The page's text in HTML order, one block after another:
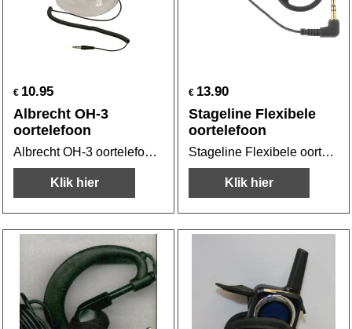
€ 10.95
Albrecht OH-3
oortelefoon
Albrecht OH-3 oortelefoon met 3,5mm plug
Klik hier
€ 13.90
Stageline Flexibele
oortelefoon
Stageline Flexibele oortelefoon
Klik hier